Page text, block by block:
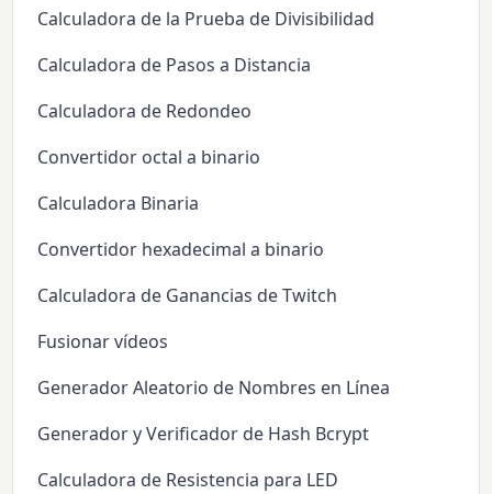
Calculadora de la Prueba de Divisibilidad
Calculadora de Pasos a Distancia
Calculadora de Redondeo
Convertidor octal a binario
Calculadora Binaria
Convertidor hexadecimal a binario
Calculadora de Ganancias de Twitch
Fusionar vídeos
Generador Aleatorio de Nombres en Línea
Generador y Verificador de Hash Bcrypt
Calculadora de Resistencia para LED